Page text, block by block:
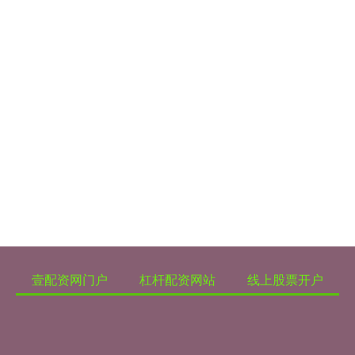
壹配资网门户 杠杆配资网站 线上股票开户